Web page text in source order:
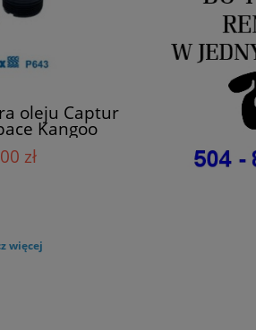
oleju Captur
Kangoo
Trafic
P643
zł
więcej